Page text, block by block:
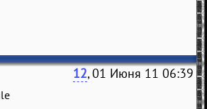
12, 01 Июня 11 06:39